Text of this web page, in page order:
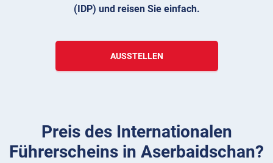
(IDP) und reisen Sie einfach.
AUSSTELLEN
Preis des Internationalen
Führerscheins in Aserbaidschan?